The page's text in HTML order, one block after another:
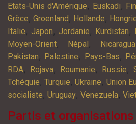
Etats-Unis d'Amérique, Euskadi,
Grèce, Groenland , Hollande,
Italie, Japon, Jordanie, Kurdistan,
Moyen-Orient, Népal , Nicaragua
Pakistan, Palestine, Pays-Bas,
RDA, Rojava, Roumanie, Russie,
Tchéquie,Turquie,Ukraine, Union
socialiste, Uruguay, Venezuela,
Partis et organisations